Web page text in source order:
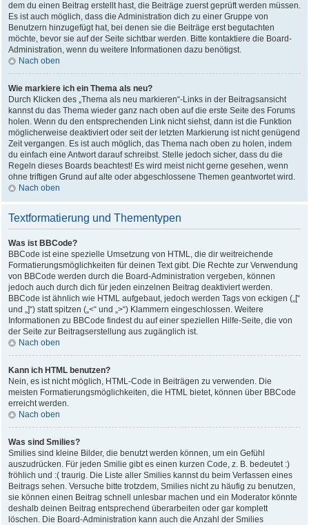
dem du einen Beitrag erstellt hast, die Beiträge zuerst geprüft werden müssen.
Es ist auch möglich, dass die Administration dich zu einer Gruppe von
Benutzern hinzugefügt hat, bei denen sie die Beiträge erst begutachten
möchte, bevor sie auf der Seite sichtbar werden. Bitte kontaktiere die Board-
Administration, wenn du weitere Informationen dazu benötigst.
Nach oben
Wie markiere ich ein Thema als neu?
Durch Klicken des „Thema als neu markieren“-Links in der Beitragsansicht
kannst du das Thema wieder ganz nach oben auf die erste Seite des Forums
holen. Wenn du den entsprechenden Link nicht siehst, dann ist die Funktion
möglicherweise deaktiviert oder seit der letzten Markierung ist nicht genügend
Zeit vergangen. Es ist auch möglich, das Thema nach oben zu holen, indem
du einfach eine Antwort darauf schreibst. Stelle jedoch sicher, dass du die
Regeln dieses Boards beachtest! Es wird meist nicht gerne gesehen, wenn
ohne triftigen Grund auf alte oder abgeschlossene Themen geantwortet wird.
Nach oben
Textformatierung und Thementypen
Was ist BBCode?
BBCode ist eine spezielle Umsetzung von HTML, die dir weitreichende
Formatierungsmöglichkeiten für deinen Text gibt. Die Rechte zur Verwendung
von BBCode werden durch die Board-Administration vergeben, können
jedoch auch durch dich für jeden einzelnen Beitrag deaktiviert werden.
BBCode ist ähnlich wie HTML aufgebaut, jedoch werden Tags von eckigen („[“
und „]“) statt spitzen („<“ und „>“) Klammern eingeschlossen. Weitere
Informationen zu BBCode findest du auf einer speziellen Hilfe-Seite, die von
der Seite zur Beitragserstellung aus zugänglich ist.
Nach oben
Kann ich HTML benutzen?
Nein, es ist nicht möglich, HTML-Code in Beiträgen zu verwenden. Die
meisten Formatierungsmöglichkeiten, die HTML bietet, können über BBCode
erreicht werden.
Nach oben
Was sind Smilies?
Smilies sind kleine Bilder, die benutzt werden können, um ein Gefühl
auszudrücken. Für jeden Smilie gibt es einen kurzen Code, z. B. bedeutet :)
fröhlich und :( traurig. Die Liste aller Smilies kannst du beim Verfassen eines
Beitrags sehen. Versuche bitte trotzdem, Smilies nicht zu häufig zu benutzen,
sie können einen Beitrag schnell unlesbar machen und ein Moderator könnte
deshalb deinen Beitrag entsprechend überarbeiten oder gar komplett
löschen. Die Board-Administration kann auch die Anzahl der Smilies